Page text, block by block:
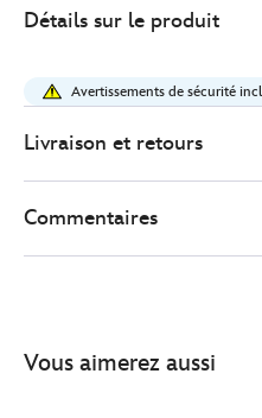
61.00
raiponce-
pour-
enfants-
Détails sur le produit
Avertissements de sécurité
Livraison et retours
Commentaires
Vous aimerez aussi